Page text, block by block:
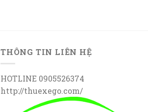
THÔNG TIN LIÊN HỆ
HOTLINE 0905526374
http://thuexego.com/